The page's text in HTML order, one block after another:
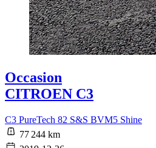
Occasion
CITROEN C3
C3 PureTech 82 S&S BVM5 Shine
77 244 km